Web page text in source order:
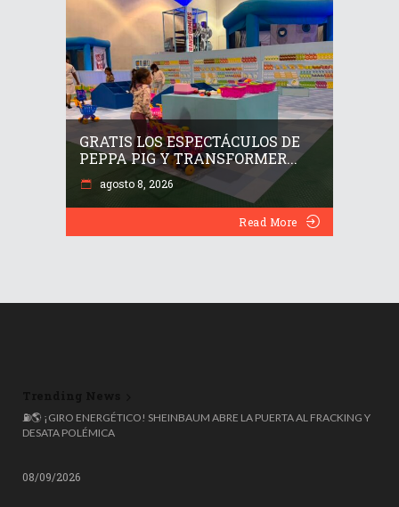
GRATIS LOS ESPECTÁCULOS DE
PEPPA PIG Y TRANSFORMER...
agosto 8, 2026
Read More
⛽🌎 ¡GIRO ENERGÉTICO! SHEINBAUM ABRE LA PUERTA AL FRACKING Y
DESATA POLÉMICA
🌍 ESPAÑA ROZA LOS 50 MILLONES DE HABITANTES, PERO EL 20%
NACIÓ FUERA: COLOMBIANOS, VENEZOLANOS Y MARROQUÍES
08/09/2026